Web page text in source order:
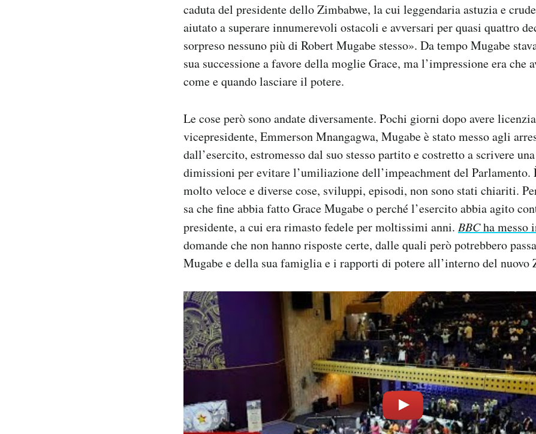
caduta del presidente dello Zimbabwe, la cui leggendaria astuzia e
aiutato a superare innumerevoli ostacoli e avversari per quasi quattro
sorpreso nessuno più di Robert Mugabe stesso». Da tempo Mugabe
sua successione a favore della moglie Grace, ma l’impressione era che
come e quando lasciare il potere.
Le cose però sono andate diversamente. Pochi giorni dopo avere
vicepresidente, Emmerson Mnangagwa, Mugabe è stato messo agli
dall’esercito, estromesso dal suo stesso partito e costretto a scrivere
dimissioni per evitare l’umiliazione dell’impeachment del Parlamento.
molto veloce e diverse cose, sviluppi, episodi, non sono stati chiariti.
sa che fine abbia fatto Grace Mugabe o perché l’esercito abbia agito
presidente, a cui era rimasto fedele per moltissimi anni. BBCha messo
domande che non hanno risposte certe, dalle quali però potrebbero
Mugabe e della sua famiglia e i rapporti di potere all’interno del nuovo